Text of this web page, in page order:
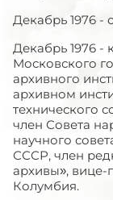
Декабрь 1976 -
Декабрь 1976 -
Московского
архивного
архивном
технического
член Совета
научного
СССР, член
архивы»,
Колумбия.